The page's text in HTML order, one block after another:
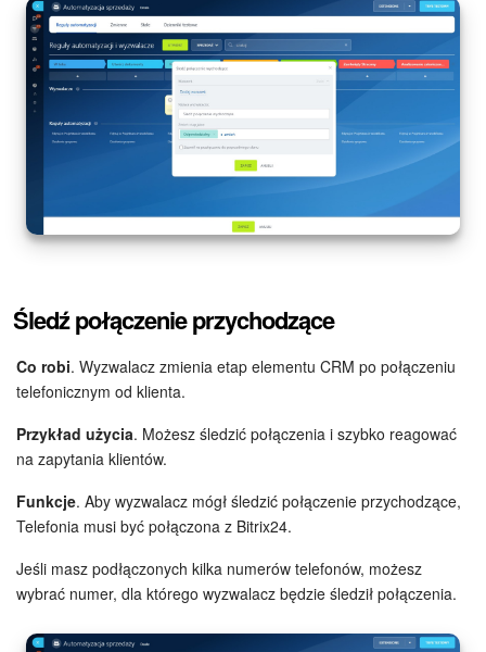
Śledź połączenie przychodzące
Co robi. Wyzwalacz zmienia etap elementu CRM po połączeniu
telefonicznym od klienta.
Przykład użycia. Możesz śledzić połączenia i szybko reagować
na zapytania klientów.
Funkcje. Aby wyzwalacz mógł śledzić połączenie przychodzące,
Telefonia musi być połączona z Bitrix24.
Jeśli masz podłączonych kilka numerów telefonów, możesz
wybrać numer, dla którego wyzwalacz będzie śledził połączenia.